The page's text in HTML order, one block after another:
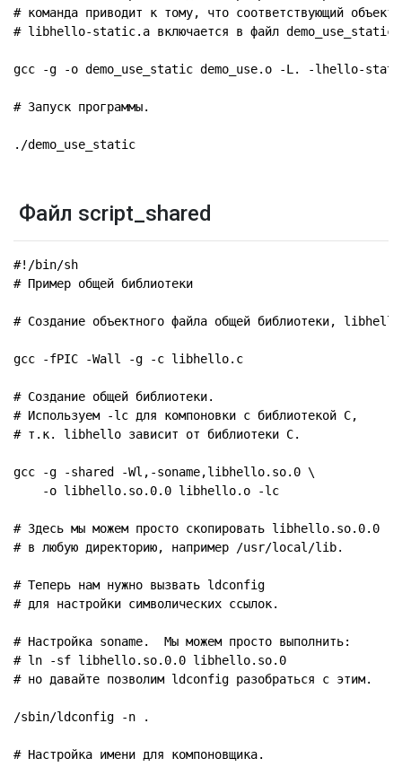
# команда приводит к тому, что соответствующий
# libhello-static.a включается в файл demo_use_static.
gcc -g -o demo_use_static demo_use.o -L. -lhello-
# Запуск программы.
./demo_use_static
Файл script_shared
#!/bin/sh
# Пример общей библиотеки
# Создание объектного файла общей библиотеки,
gcc -fPIC -Wall -g -c libhello.c
# Создание общей библиотеки.
# Используем -lc для компоновки с библиотекой C,
# т.к. libhello зависит от библиотеки C.
gcc -g -shared -Wl,-soname,libhello.so.0 \
    -o libhello.so.0.0 libhello.o -lc
# Здесь мы можем просто скопировать libhello.so.0.0
# в любую директорию, например /usr/local/lib.
# Теперь нам нужно вызвать ldconfig
# для настройки символических ссылок.
# Настройка soname.  Мы можем просто выполнить:
# ln -sf libhello.so.0.0 libhello.so.0
# но давайте позволим ldconfig разобраться с этим.
/sbin/ldconfig -n .
# Настройка имени для компоновщика.